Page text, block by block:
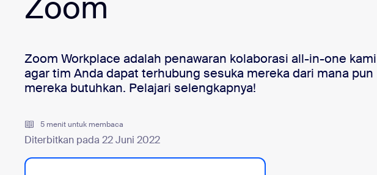
Pusat Unduhan +1.888.799.9666 +1.888.303.1012
Zoom
Zoom Workplace adalah penawaran kolaborasi all-in-one kami
agar tim Anda dapat terhubung sesuka mereka dari mana pun
mereka butuhkan. Pelajari selengkapnya!
5 menit untuk membaca
Diterbitkan pada 22 Juni 2022